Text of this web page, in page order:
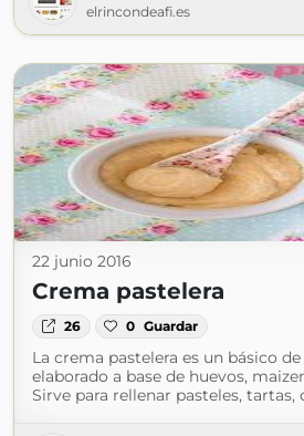
elrincondeafi.es
22 junio 2016
Crema pastelera
26 0 Guardar
La crema pastelera es un básico
elaborado a base de huevos,
Sirve para rellenar pasteles, tartas,